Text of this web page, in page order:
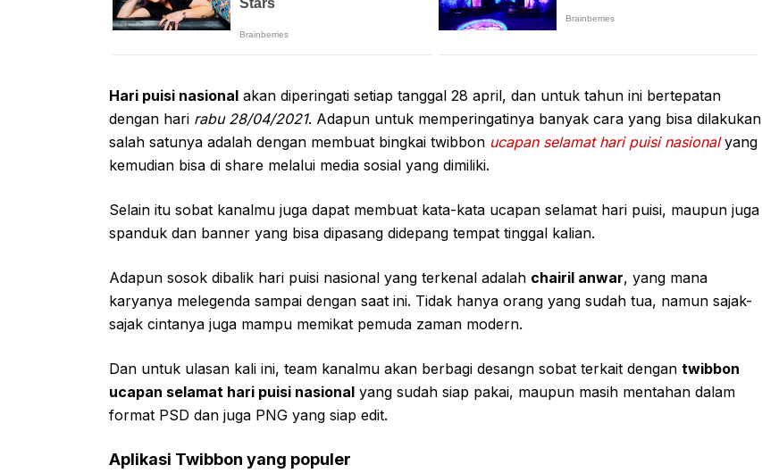
Hari puisi nasional akan diperingati setiap tanggal 28 april, dan untuk tahun ini bertepatan
dengan hari rabu 28/04/2021. Adapun untuk memperingatinya banyak cara yang bisa dilakukan
salah satunya adalah dengan membuat bingkai twibbon ucapan selamat hari puisi nasionalyang
kemudian bisa di share melalui media sosial yang dimiliki.
Selain itu sobat kanalmu juga dapat membuat kata-kata ucapan selamat hari puisi, maupun juga
spanduk dan banner yang bisa dipasang didepang tempat tinggal kalian.
Adapun sosok dibalik hari puisi nasional yang terkenal adalah chairil anwar, yang mana
karyanya melegenda sampai dengan saat ini. Tidak hanya orang yang sudah tua, namun sajak-
sajak cintanya juga mampu memikat pemuda zaman modern.
Dan untuk ulasan kali ini, team kanalmu akan berbagi desangn sobat terkait dengan twibbon
ucapan selamat hari puisi nasional yang sudah siap pakai, maupun masih mentahan dalam
format PSD dan juga PNG yang siap edit.
Aplikasi Twibbon yang populer